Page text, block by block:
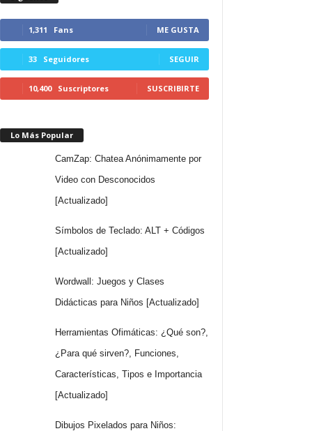
1,311 Fans ME GUSTA
33 Seguidores SEGUIR
10,400 Suscriptores SUSCRIBIRTE
Lo Más Popular
CamZap: Chatea Anónimamente por
Video con Desconocidos
[Actualizado]
Símbolos de Teclado: ALT + Códigos
[Actualizado]
Wordwall: Juegos y Clases
Didácticas para Niños [Actualizado]
Herramientas Ofimáticas: ¿Qué son?,
¿Para qué sirven?, Funciones,
Características, Tipos e Importancia
[Actualizado]
Dibujos Pixelados para Niños: